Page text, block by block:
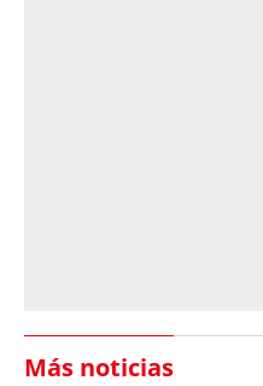
Más noticias